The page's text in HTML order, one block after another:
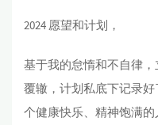
2024 愿望和计划，
基于我的怠惰和不自律
覆辙，计划私底下记录
个健康快乐、精神饱满